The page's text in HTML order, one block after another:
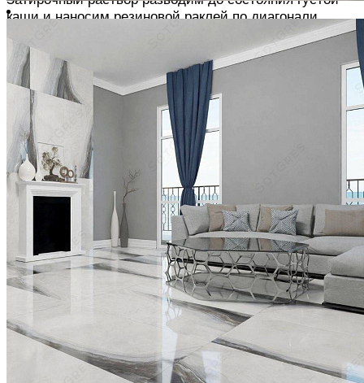
каши и наносим резиновой раклей по диагонали
После схватывания налет затирки удаляется влажной
губкой.
Смягчить затирку можно уксусным раствором
ОФОРМЛЕНИЕ СТЫКОВ С ПОВЕРХНОСТЯМИ
Все угловые и краевые стыки закрываем
влагостойким силиконом
Поверхность заклеиваем малярной лентой с обеих
сторон, наносим силикон и разглаживаем его
резиновым шпателем или пальцем, смоченными в
моющем средстве.После схватывания снимаем
малярный скотч, наклоняя его назад и в сторону от
ЖЕЛАЕМ ВАМ ЛЁГКОГО РЕМОНТА !
Похожие товары